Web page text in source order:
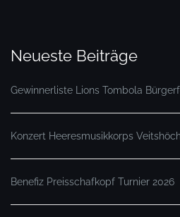
Neueste Beiträge
Gewinnerliste Lions Tombola
Konzert Heeresmusikkorps
Benefiz Preisschafkopf Turnier 2026